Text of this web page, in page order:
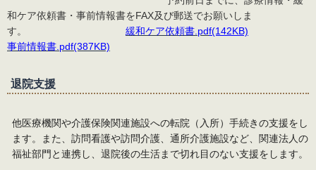
和ケア依頼書・事前情報書をFAX及び郵送でお願いしま
す。 緩和ケア依頼書.pdf(142KB)
事前情報書.pdf(387KB)
退院支援
他医療機関や介護保険関連施設への転院（入所）手続きの支援をし
ます。また、訪問看護や訪問介護、通所介護施設など、関連法人の
福祉部門と連携し、退院後の生活まで切れ目のない支援をします。